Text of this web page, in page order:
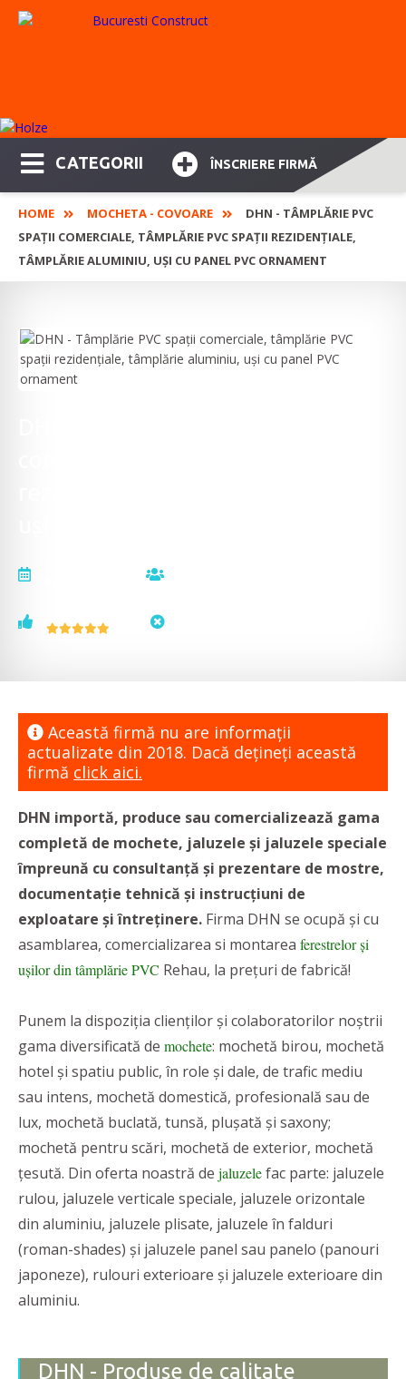
CATEGORII ÎNSCRIERE FIRMĂ
HOME MOCHETA - COVOARE
DHN - TÂMPLĂRIE PVC
SPAȚII COMERCIALE, TÂMPLĂRIE PVC SPAȚII REZIDENȚIALE,
TÂMPLĂRIE ALUMINIU, UȘI CU PANEL PVC ORNAMENT
Această firmă nu are informaţii
actualizate din 2018. Dacă dețineți această
firmă click aici.
DHN importă, produce sau comercializează gama
completă de mochete, jaluzele și jaluzele speciale
împreună cu consultanță și prezentare de mostre,
documentație tehnică și instrucțiuni de
exploatare și întreținere. Firma DHN se ocupă și cu
asamblarea, comercializarea si montarea ferestrelor și
ușilor din tâmplărie PVC Rehau, la prețuri de fabrică!
Punem la dispoziția clienților și colaboratorilor noștrii
gama diversificată de mochete: mochetă birou, mochetă
hotel și spatiu public, în role și dale, de trafic mediu
sau intens, mochetă domestică, profesională sau de
lux, mochetă buclată, tunsă, plușată și saxony;
mochetă pentru scări, mochetă de exterior, mochetă
țesută. Din oferta noastră de jaluzelefac parte: jaluzele
rulou, jaluzele verticale speciale, jaluzele orizontale
din aluminiu, jaluzele plisate, jaluzele în falduri
(roman-shades) și jaluzele panel sau panelo (panouri
japoneze), rulouri exterioare și jaluzele exterioare din
aluminiu.
DHN - Produse de calitate